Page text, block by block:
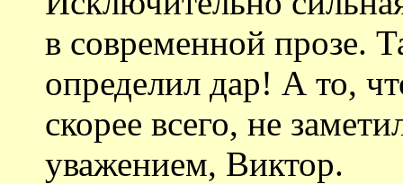
в современной прозе.
определил дар! А то,
скорее всего, не
уважением, Виктор.